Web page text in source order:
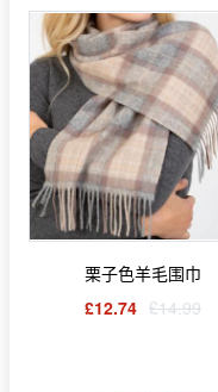
栗子色羊毛围巾
£12.74 £14.99